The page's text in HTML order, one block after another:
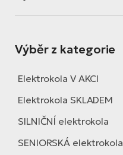
Výběr z kategorie
Elektrokola V AKCI
Elektrokola SKLADEM
SILNIČNÍ elektrokola
SENIORSKÁ elektrokola